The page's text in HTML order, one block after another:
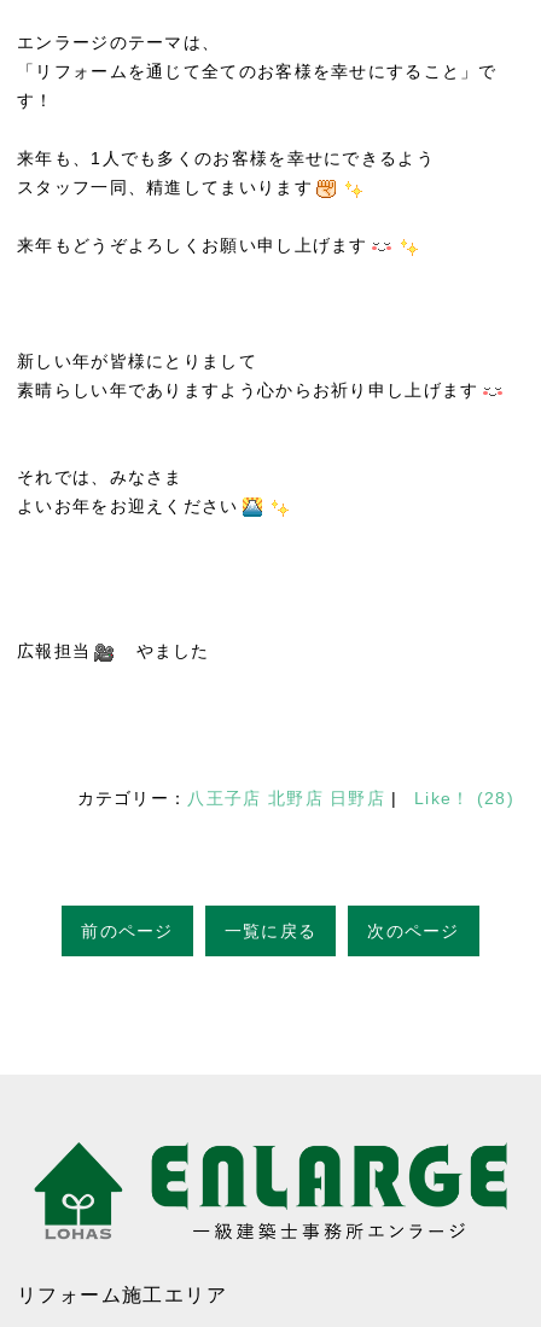
エンラージのテーマは、
「リフォームを通じて全てのお客様を幸せにすること」で
す！
来年も、1人でも多くのお客様を幸せにできるよう
スタッフ一同、精進してまいります
来年もどうぞよろしくお願い申し上げます
新しい年が皆様にとりまして
素晴らしい年でありますよう心からお祈り申し上げます
それでは、みなさま
よいお年をお迎えください
広報担当 やました
カテゴリー： 八王子店 北野店 日野店 | Like！ (28)
前のページ 一覧に戻る 次のページ
リフォーム施工エリア